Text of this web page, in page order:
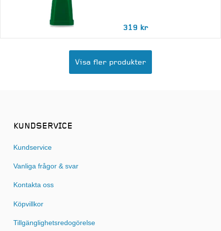
319 kr
Visa fler produkter
KUNDSERVICE
Kundservice
Vanliga frågor & svar
Kontakta oss
Köpvillkor
Tillgänglighetsredogörelse